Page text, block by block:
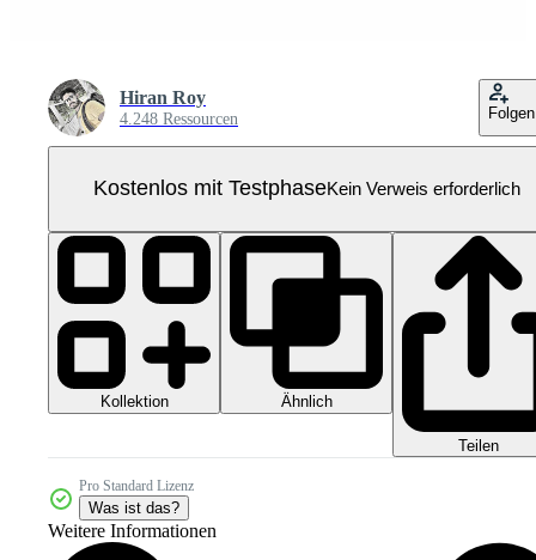
Hiran Roy
4.248 Ressourcen Folgen
Kostenlos mit TestphaseKein Verweis erforderlich
Kollektion Ähnlich
Teilen
Pro Standard Lizenz
Was ist das?
Weitere Informationen